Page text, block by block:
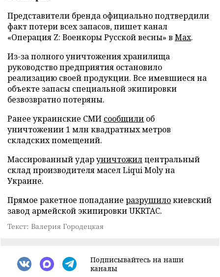
Представители бренда официально подтвердили
факт потери всех запасов, пишет канал
«Операция Z: Военкоры Русской весны» в Max.
Из-за полного уничтожения хранилища
руководство предприятия остановило
реализацию своей продукции. Все имевшиеся на
объекте запасы специальной экипировки
безвозвратно потеряны.
Ранее украинские СМИ сообщили об
уничтожении 1 млн квадратных метров
складских помещений.
Массированный ударуничтожилцентральный
склад производителя масел Liqui Moly на
Украине.
Прямое ракетное попадание разрушилокиевский
завод армейской экипировки UKRTAC.
Текст: Валерия Городецкая
Подписывайтесь на наши
каналы